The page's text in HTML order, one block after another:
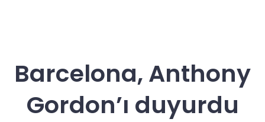
Barcelona, Anthony
Gordon’ı duyurdu